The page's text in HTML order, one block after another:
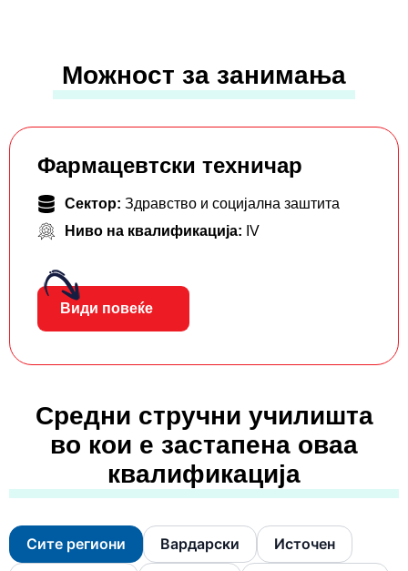
Можност за занимања
Фармацевтски тeхничар
Сектор: Здравство и социјална заштита
Ниво на квалификација: IV
Види повеќе
Средни стручни училишта
во кои е застапена оваа
квалификација
Сите региони Вардарски Источен